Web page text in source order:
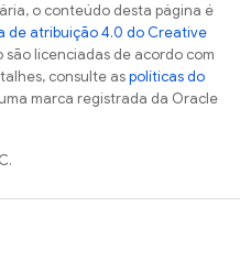
o conteúdo desta página é
de atribuição 4.0 do Creative
são licenciadas de acordo com
consulte aspolíticas do
marca registrada da Oracle